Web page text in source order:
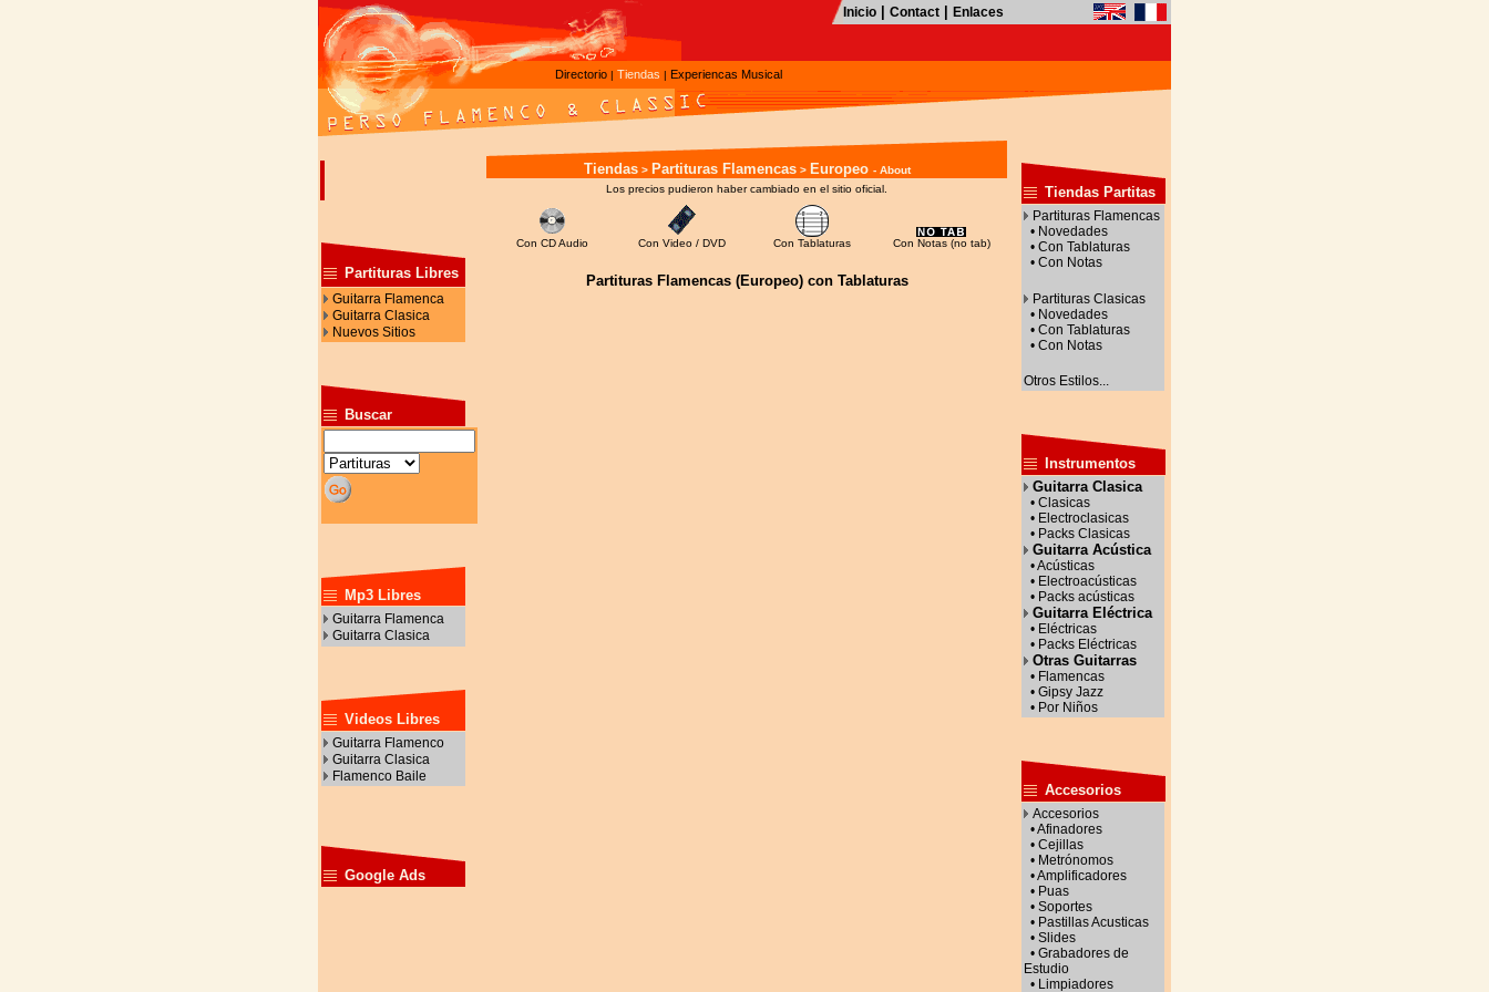
Inicio Contact Enlaces
Directorio | Tiendas | Experiencas Musical
Partituras Libres
Guitarra Flamenca
Guitarra Clasica
Nuevos Sitios
Buscar
Mp3 Libres
Guitarra Flamenca
Guitarra Clasica
Videos Libres
Guitarra Flamenco
Guitarra Clasica
Flamenco Baile
Google Ads
Tiendas> Partituras Flamencas> Europeo - About
Los precios pudieron haber cambiado en el sitio oficial.
Con CD Audio Con Video / DVD Con Tablaturas Con Notas (no tab)
Partituras Flamencas (Europeo)con Tablaturas
Tiendas Partitas
Partituras Flamencas
• Novedades
• Con Tablaturas
• Con Notas
Partituras Clasicas
• Novedades
• Con Tablaturas
• Con Notas
Otros Estilos...
Instrumentos
Guitarra Clasica
• Clasicas
• Electroclasicas
• Packs Clasicas
Guitarra Acústica
• Acústicas
• Electroacústicas
• Packs acústicas
Guitarra Eléctrica
• Eléctricas
• Packs Eléctricas
Otras Guitarras
• Flamencas
• Gipsy Jazz
• Por Niños
Accesorios
Accesorios
• Afinadores
• Cejillas
• Metrónomos
• Amplificadores
• Puas
• Soportes
• Pastillas Acusticas
• Slides
• Grabadores de
Estudio
• Limpiadores